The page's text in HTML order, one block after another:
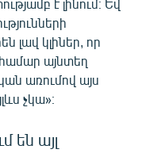
է լինում։ Եվ
լավ կլիներ, որ
այնտեղ
առումով այս
չկա»։
են այլ